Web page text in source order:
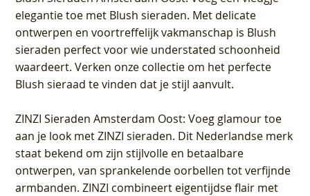
elegantie toe met Blush sieraden. Met delicate
ontwerpen en voortreffelijk vakmanschap is Blush
sieraden perfect voor wie understated schoonheid
waardeert. Verken onze collectie om het perfecte
Blush sieraad te vinden dat je stijl aanvult.
ZINZI Sieraden Amsterdam Oost: Voeg glamour toe
aan je look met ZINZI sieraden. Dit Nederlandse merk
staat bekend om zijn stijlvolle en betaalbare
ontwerpen, van sprankelende oorbellen tot verfijnde
armbanden. ZINZI combineert eigentijdse flair met